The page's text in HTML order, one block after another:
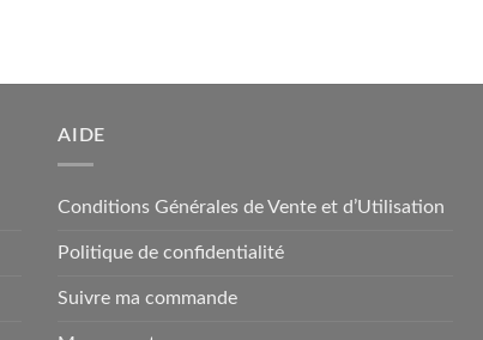
AIDE
Conditions Générales de Vente et d’Utilisation
Politique de confidentialité
Suivre ma commande